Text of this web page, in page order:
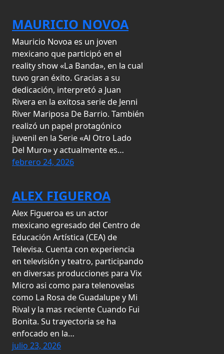
MAURICIO NOVOA
Mauricio Novoa es un joven
mexicano que participó en el
reality show «La Banda», en la cual
tuvo gran éxito. Gracias a su
dedicación, interpretó a Juan
Rivera en la exitosa serie de Jenni
River Mariposa De Barrio. También
realizó un papel protagónico
juvenil en la Serie «Al Otro Lado
Del Muro» y actualmente es…
febrero 24, 2026
ALEX FIGUEROA
Alex Figueroa es un actor
mexicano egresado del Centro de
Educación Artística (CEA) de
Televisa. Cuenta con experiencia
en televisión y teatro, participando
en diversas producciones para Vix
Micro asi como para telenovelas
como La Rosa de Guadalupe y Mi
Rival y la mas reciente Cuando Fui
Bonita. Su trayectoria se ha
enfocado en la…
julio 23, 2026